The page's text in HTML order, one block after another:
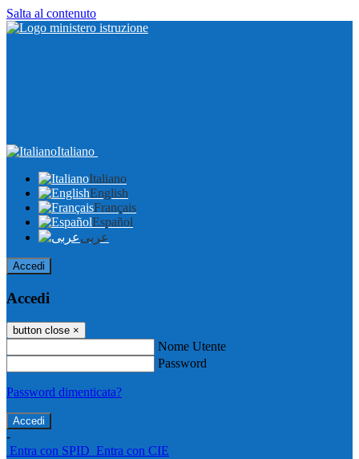
Salta al contenuto
Italiano
Italiano
English
Français
Español
عربى
Accedi
Accedi
button close ×
Nome Utente
Password
Password dimenticata?
-
Entra con SPID Entra con CIE